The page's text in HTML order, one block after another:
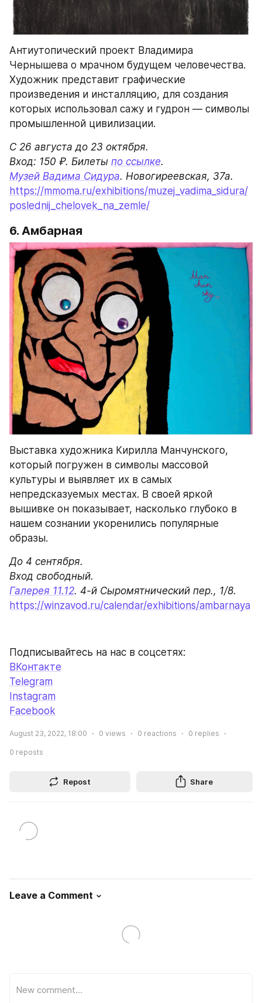
Антиутопический проект Владимира
Чернышева о мрачном будущем человечества.
Художник представит графические
произведения и инсталляцию, для создания
которых использовал сажу и гудрон — символы
промышленной цивилизации.
С 26 августа до 23 октября.
Вход: 150 ₽. Билеты по ссылке
Музей Вадима Сидура
https://mmoma.ru/exhibitions/muzej_vadima_sidura/
poslednij_chelovek_na_zemle/
6. Амбарная
Выставка художника Кирилла Манчунского,
который погружен в символы массовой
культуры и выявляет их в самых
непредсказуемых местах. В своей яркой
вышивке он показывает, насколько глубоко в
нашем сознании укоренились популярные
образы.
До 4 сентября.
Галерея 11.12. 4-й Сыромятнический пер., 1/8.
https://winzavod.ru/calendar/exhibitions/ambarnaya
Подписывайтесь на нас в соцсетях:
ВКонтакте
Telegram
Instagram
Facebook
August 23, 2022, 18:00 0 views 0 reactions 0 replies
0 reposts
Repost Share
Leave a Comment